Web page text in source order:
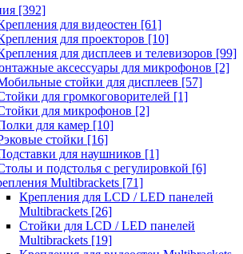
[392]
для видеостен [61]
для проекторов [10]
для дисплеев и телевизоров [99]
аксессуары для микрофонов [2]
стойки для дисплеев [57]
для громкоговорителей [1]
для микрофонов [2]
для камер [10]
стойки [16]
для наушников [1]
и подстолья с регулировкой [6]
Multibrackets [71]
Крепления для LCD / LED панелей
Multibrackets [26]
Стойки для LCD / LED панелей
Multibrackets [19]